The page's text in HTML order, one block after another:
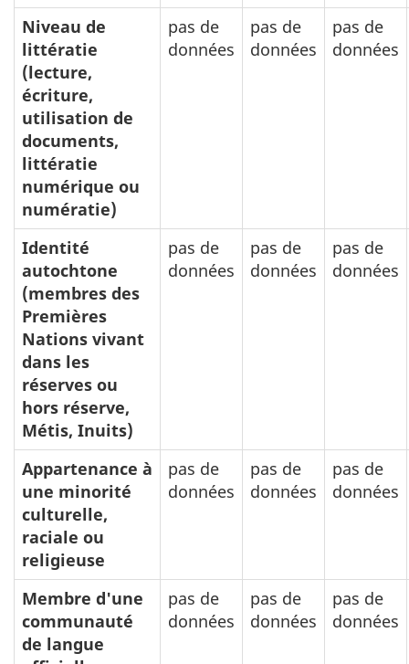
Niveau de
littératie
(lecture,
écriture,
utilisation de
documents,
littératie
numérique ou
numératie)
pas de
données
pas de
données
pas de
données
Identité
autochtone
(membres des
Premières
Nations vivant
dans les
réserves ou
hors réserve,
Métis, Inuits)
pas de
données
pas de
données
pas de
données
Appartenance à
une minorité
culturelle,
raciale ou
religieuse
pas de
données
pas de
données
pas de
données
Membre d'une
communauté
de langue
pas de
données
pas de
données
pas de
données